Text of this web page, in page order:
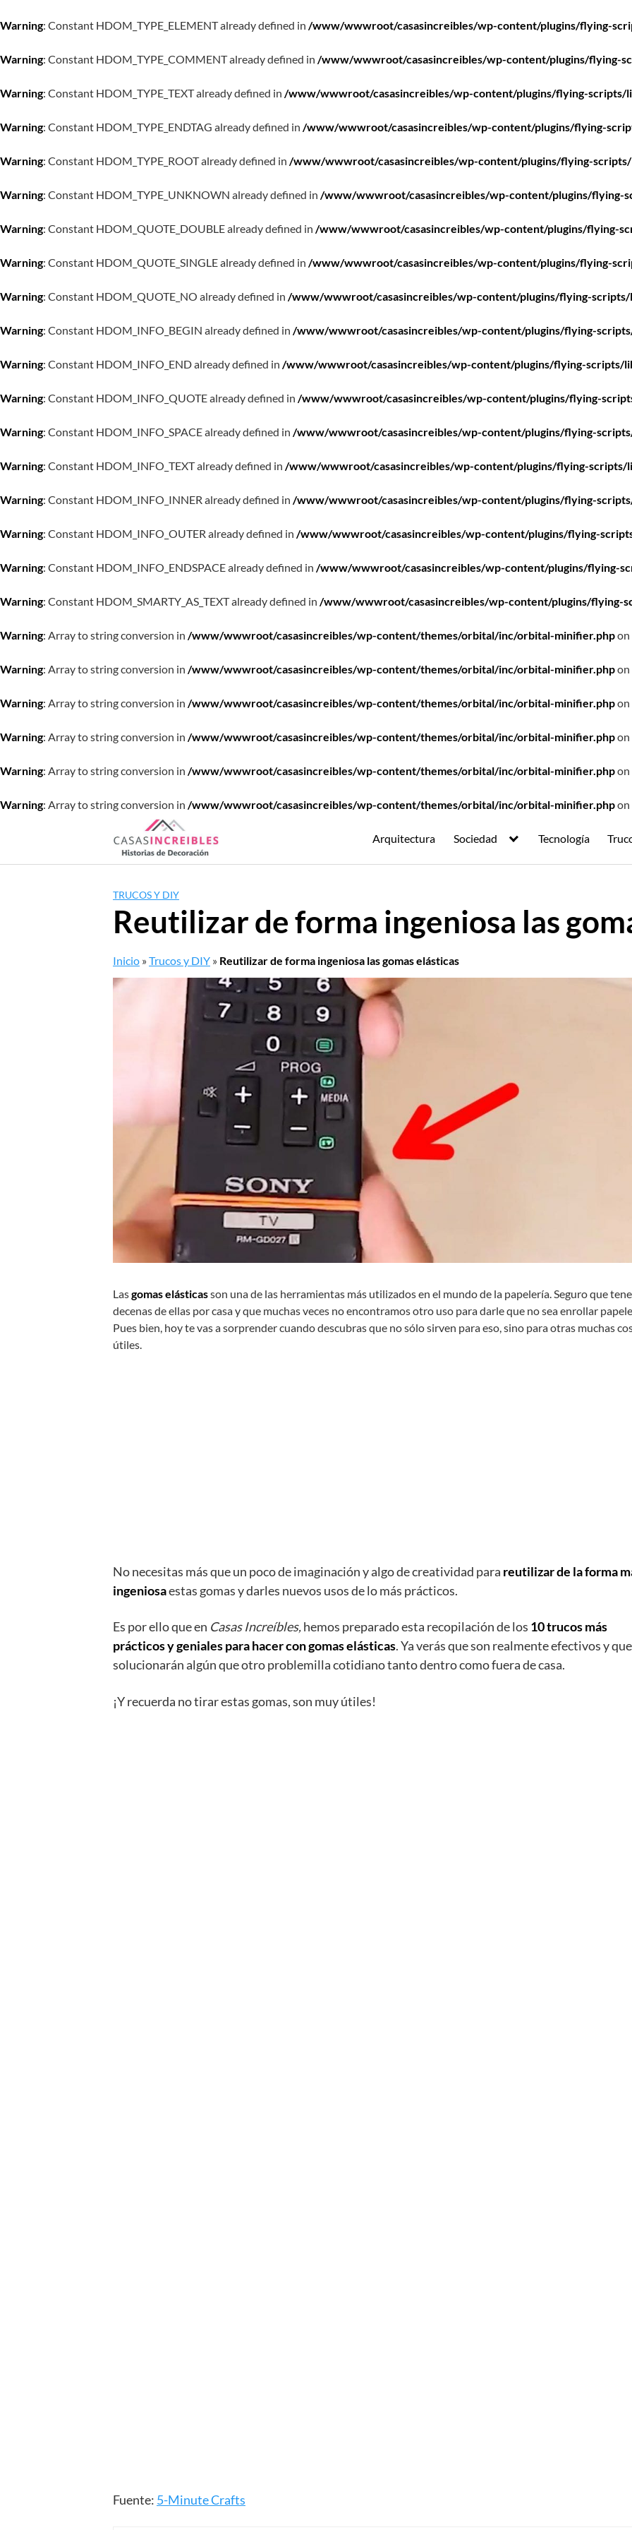
Warning: Constant HDOM_TYPE_ELEMENT already defined in /www/wwwroot/casasincreibles/wp-content/plugins/flying-
Warning: Constant HDOM_TYPE_COMMENT already defined in /www/wwwroot/casasincreibles/wp-content/plugins/flying-
Warning: Constant HDOM_TYPE_TEXT already defined in /www/wwwroot/casasincreibles/wp-content/plugins/flying-scripts/
Warning: Constant HDOM_TYPE_ENDTAG already defined in /www/wwwroot/casasincreibles/wp-content/plugins/flying-
Warning: Constant HDOM_TYPE_ROOT already defined in /www/wwwroot/casasincreibles/wp-content/plugins/flying-
Warning: Constant HDOM_TYPE_UNKNOWN already defined in /www/wwwroot/casasincreibles/wp-content/plugins/flying-
Warning: Constant HDOM_QUOTE_DOUBLE already defined in /www/wwwroot/casasincreibles/wp-content/plugins/flying-
Warning: Constant HDOM_QUOTE_SINGLE already defined in /www/wwwroot/casasincreibles/wp-content/plugins/flying-
Warning: Constant HDOM_QUOTE_NO already defined in /www/wwwroot/casasincreibles/wp-content/plugins/flying-scripts/
Warning: Constant HDOM_INFO_BEGIN already defined in /www/wwwroot/casasincreibles/wp-content/plugins/flying-
Warning: Constant HDOM_INFO_END already defined in /www/wwwroot/casasincreibles/wp-content/plugins/flying-scripts/
Warning: Constant HDOM_INFO_QUOTE already defined in /www/wwwroot/casasincreibles/wp-content/plugins/flying-
Warning: Constant HDOM_INFO_SPACE already defined in /www/wwwroot/casasincreibles/wp-content/plugins/flying-
Warning: Constant HDOM_INFO_TEXT already defined in /www/wwwroot/casasincreibles/wp-content/plugins/flying-scripts/
Warning: Constant HDOM_INFO_INNER already defined in /www/wwwroot/casasincreibles/wp-content/plugins/flying-
Warning: Constant HDOM_INFO_OUTER already defined in /www/wwwroot/casasincreibles/wp-content/plugins/flying-
Warning: Constant HDOM_INFO_ENDSPACE already defined in /www/wwwroot/casasincreibles/wp-content/plugins/flying-
Warning: Constant HDOM_SMARTY_AS_TEXT already defined in /www/wwwroot/casasincreibles/wp-content/plugins/flying-
Warning: Array to string conversion in /www/wwwroot/casasincreibles/wp-content/themes/orbital/inc/orbital-minifier.php
Warning: Array to string conversion in /www/wwwroot/casasincreibles/wp-content/themes/orbital/inc/orbital-minifier.php
Warning: Array to string conversion in /www/wwwroot/casasincreibles/wp-content/themes/orbital/inc/orbital-minifier.php
Warning: Array to string conversion in /www/wwwroot/casasincreibles/wp-content/themes/orbital/inc/orbital-minifier.php
Warning: Array to string conversion in /www/wwwroot/casasincreibles/wp-content/themes/orbital/inc/orbital-minifier.php
Warning: Array to string conversion in /www/wwwroot/casasincreibles/wp-content/themes/orbital/inc/orbital-minifier.php
Arquitectura Sociedad Tecnología
TRUCOS Y DIY
Reutilizar de forma ingeniosa las
Inicio »Trucos y DIY » Reutilizar de forma ingeniosa las gomas elásticas
Lasgomas elásticasson una de las herramientas más utilizados en el mundo de la papelería. Seguro que
decenas de ellas por casa y que muchas veces no encontramos otro uso para darle que no sea enrollar
Pues bien, hoy te vas a sorprender cuando descubras que no sólo sirven para eso, sino para otras muchas
útiles.
No necesitas más que un poco de imaginación y algo de creatividad para reutilizar de la forma
ingeniosaestas gomas y darles nuevos usos de lo más prácticos.
Es por ello que en Casas Increíbles,hemos preparado esta recopilación de los 10 trucos más
prácticos y geniales para hacer con gomas elásticas. Ya verás que son realmente efectivos y
solucionarán algún que otro problemilla cotidiano tanto dentro como fuera de casa.
¡Y recuerda no tirar estas gomas, son muy útiles!
Fuente: 5-Minute Crafts